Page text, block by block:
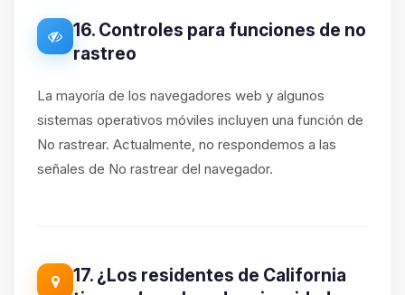
16. Controles para funciones de no
rastreo
La mayoría de los navegadores web y algunos
sistemas operativos móviles incluyen una función de
No rastrear. Actualmente, no respondemos a las
señales de No rastrear del navegador.
17. ¿Los residentes de California